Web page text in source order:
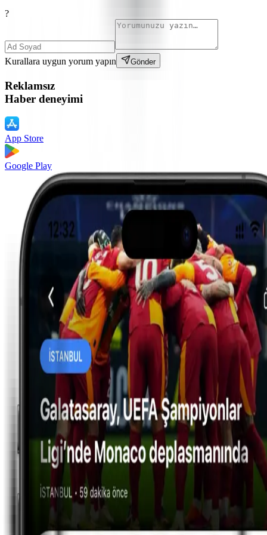
?
Kurallara uygun yorum yapın Gönder
Reklamsız
Haber deneyimi
App Store
Google Play